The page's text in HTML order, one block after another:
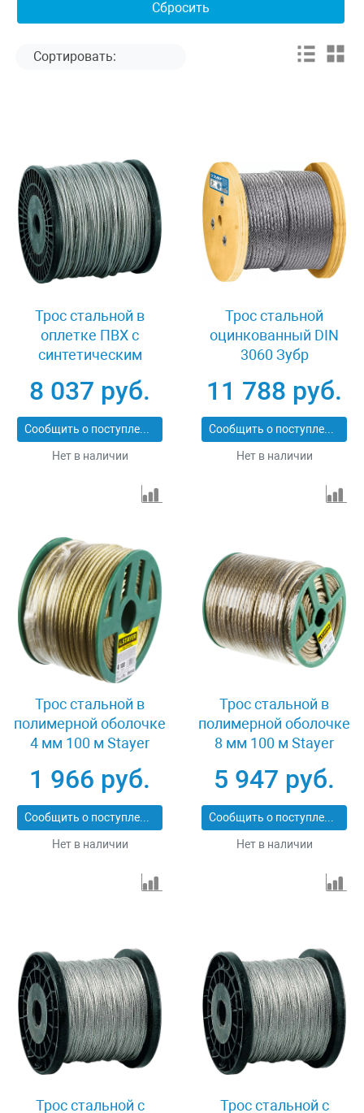
Трос стальной в
оплетке ПВХ с
синтетическим
200 м DIN 3055 Зубр 4-
304120-04-05
8 037 руб.
Сообщить о поступлении
Нет в наличии
Трос стальной
оцинкованный DIN
3060 Зубр
12
11 788 руб.
Сообщить о поступлении
Нет в наличии
Трос стальной в
полимерной оболочке
4 мм 100 м Stayer
1 966 руб.
Сообщить о поступлении
Нет в наличии
Трос стальной в
полимерной оболочке
8 мм 100 м Stayer
5 947 руб.
Сообщить о поступлении
Нет в наличии
Трос стальной с Трос стальной с